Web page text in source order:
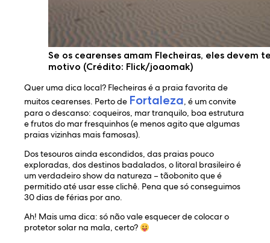
Se os cearenses amam Flecheiras, eles devem
motivo (Crédito: Flick/joaomak)
Quer uma dica local? Flecheiras é a praia favorita de
muitos cearenses. Perto de Fortaleza, é um convite
para o descanso: coqueiros, mar tranquilo, boa estrutura
e frutos do mar fresquinhos (e menos agito que algumas
praias vizinhas mais famosas).
Dos tesouros ainda escondidos, das praias pouco
exploradas, dos destinos badalados, o litoral brasileiro é
um verdadeiro show da natureza – tãobonito que é
permitido até usar esse clichê. Pena que só conseguimos
30 dias de férias por ano.
Ah! Mais uma dica: só não vale esquecer de colocar o
protetor solar na mala, certo?